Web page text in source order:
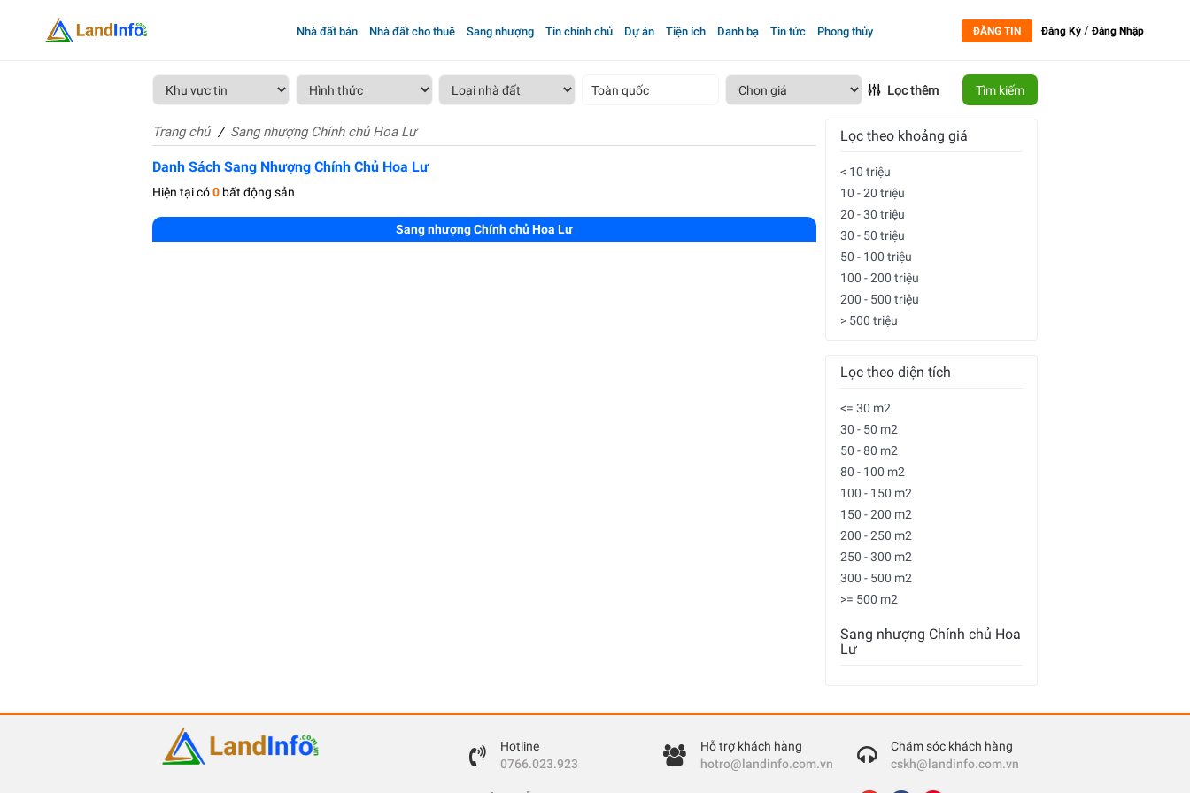
Nhà đất bán Nhà đất cho thuê Sang nhượng Tin chính chủ Dự án Tiện ích Danh bạ Tin tức Phong thủy ĐĂNG TIN Đăng Ký /Đăng Nhập
Toàn quốc Lọc thêm Tìm kiếm
Trang chủ Sang nhượng Chính chủ Hoa Lư
Danh Sách Sang Nhượng Chính Chủ Hoa Lư
Hiện tại có0 bất động sản
Sang nhượng Chính chủ Hoa Lư
Lọc theo khoảng giá
< 10 triệu
10 - 20 triệu
20 - 30 triệu
30 - 50 triệu
50 - 100 triệu
100 - 200 triệu
200 - 500 triệu
> 500 triệu
Lọc theo diện tích
<= 30 m2
30 - 50 m2
50 - 80 m2
80 - 100 m2
100 - 150 m2
150 - 200 m2
200 - 250 m2
250 - 300 m2
300 - 500 m2
>= 500 m2
Sang nhượng Chính chủ Hoa
Lư
Hotline
0766.023.923
Hỗ trợ khách hàng
hotro@landinfo.com.vn
Chăm sóc khách hàng
cskh@landinfo.com.vn